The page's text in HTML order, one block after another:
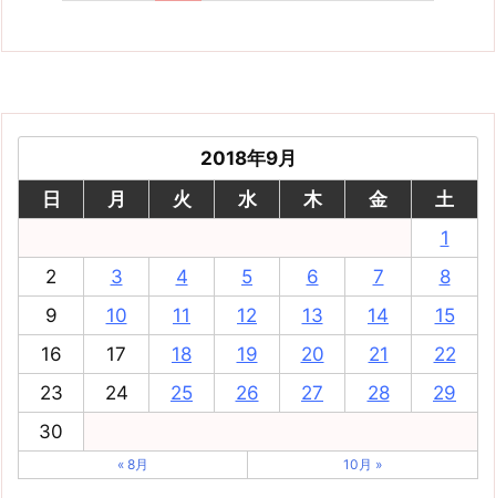
2018年9月
日
月 火 水 木 金
土
1
2
3 4 5 6 7
8
9
10 11 12 13 14
15
16
17 18 19 20 21
22
23
24 25 26 27 28
29
30
« 8月 10月 »